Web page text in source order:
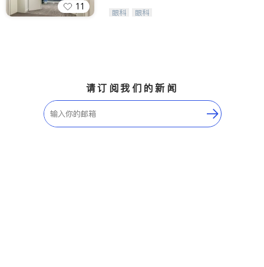
11
Wang Vision Institute has more tha
眼科 眼科
请订阅我们的新闻